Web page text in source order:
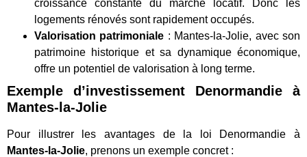
croissance constante du marché locatif. Donc les
logements rénovés sont rapidement occupés.
Valorisation patrimoniale : Mantes-la-Jolie, avec son
patrimoine historique et sa dynamique économique,
offre un potentiel de valorisation à long terme.
Exemple d’investissement Denormandie à
Mantes-la-Jolie
Pour illustrer les avantages de la loi Denormandie à
Mantes-la-Jolie, prenons un exemple concret :